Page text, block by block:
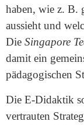
haben, wie z. B.
aussieht und
Die Singapore
damit ein
pädagogischen
Die E-Didaktik
vertrauten